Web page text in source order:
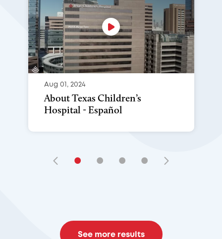
Aug 01, 2024
About Texas Children’s
Hospital - Español
• • • •
See more results